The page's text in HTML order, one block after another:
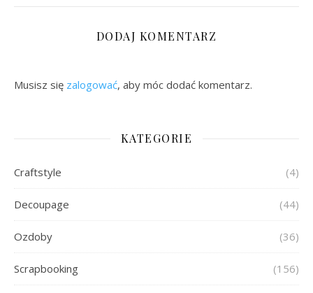
DODAJ KOMENTARZ
Musisz się zalogować, aby móc dodać komentarz.
KATEGORIE
Craftstyle (4)
Decoupage (44)
Ozdoby (36)
Scrapbooking (156)